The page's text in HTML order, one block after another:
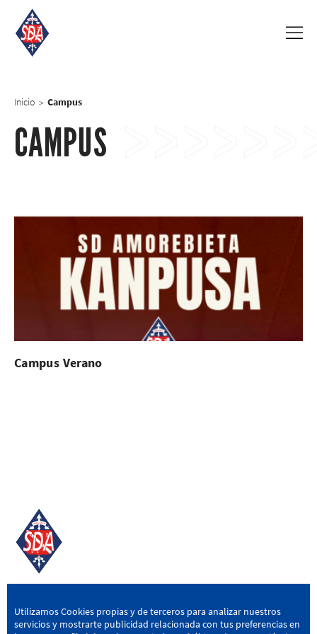
Inicio > Campus
CAMPUS
Campus Verano
SD AMOREBIETA
Utilizamos Cookies propias y de terceros para analizar nuestros
servicios y mostrarte publicidad relacionada con tus preferencias en